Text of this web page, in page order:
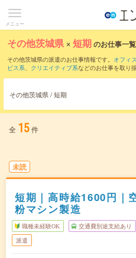
メニュー
その他茨城県 ×短期のお仕事一覧
その他茨城県の派遣のお仕事情報です。 オフィ
ビス系、 クリエイティブ系などのお仕事を取り
その他茨城県 / 短期
全 15件
未読
短期｜高時給1600円｜
粉マシン製造
職種未経験OK 交通費別途支給あり
派遣